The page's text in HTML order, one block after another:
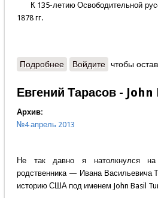
К 135-летию Освободительной
1878 гг.
Подробнеео Ольга Решетникова -
Войдите чтобы
Евгений Тарасов -
Архив:
№4 апрель 2013
Не так давно я натолкнулся
родственника — Ивана Васильевича
историю США под именем John Basil